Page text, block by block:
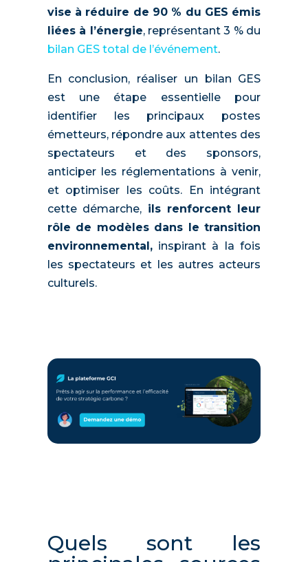
vise à réduire de 90 % du GES émis
liées à l’énergie, représentant 3 % du
bilan GES total de l’événement.
En conclusion, réaliser un bilan GES
est une étape essentielle pour
identifier les principaux postes
émetteurs, répondre aux attentes des
spectateurs et des sponsors,
anticiper les réglementations à venir,
et optimiser les coûts. En intégrant
cette démarche,ils renforcent leur
rôle de modèles dans le transition
environnemental,inspirant à la fois
les spectateurs et les autres acteurs
culturels.
Quels sont les